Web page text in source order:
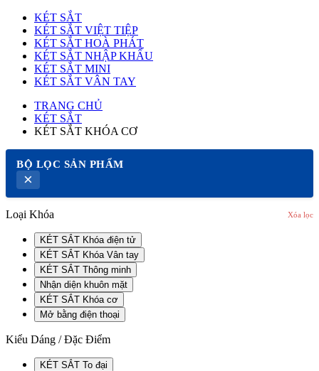
KÉT SẮT
KÉT SẮT VIỆT TIỆP
KÉT SẮT HOÀ PHÁT
KÉT SẮT NHẬP KHẨU
KÉT SẮT MINI
KÉT SẮT VÂN TAY
TRANG CHỦ
KÉT SẮT
KÉT SẮT KHÓA CƠ
BỘ LỌC SẢN PHẨM
×
Loại Khóa Xóa lọc
KÉT SẮT Khóa điện tử
KÉT SẮT Khóa Vân tay
KÉT SẮT Thông minh
Nhận diện khuôn mặt
KÉT SẮT Khóa cơ
Mở bằng điện thoại
Kiểu Dáng / Đặc Điểm
KÉT SẮT To đại